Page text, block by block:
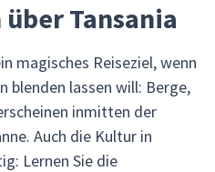
Tansania
magisches Reiseziel, wenn
blenden lassen will: Berge,
inmitten der
Auch die Kultur in
Lernen Sie die